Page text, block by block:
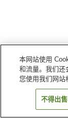
本网站使用
和流量。我们还
您使用我们网站
不得出